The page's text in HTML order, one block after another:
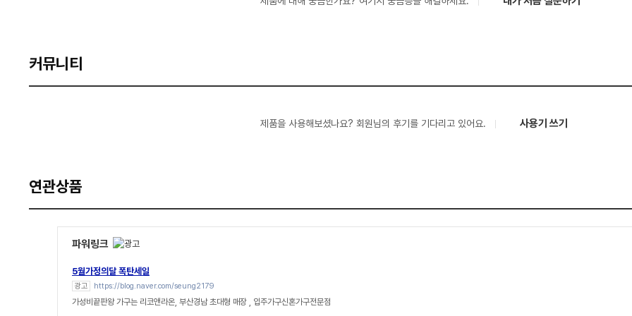
커뮤니티
제품을 사용해보셨나요? 회원님의 후기를 기다리고 있어요. 사용기 쓰기
연관상품
파워링크
5월가정의달 폭탄세일
광고 https://blog.naver.com/seung2179
가성비끝판왕 가구는 리코앤라온, 부산경남 초대형 매장 , 입주가구신혼가구전문점